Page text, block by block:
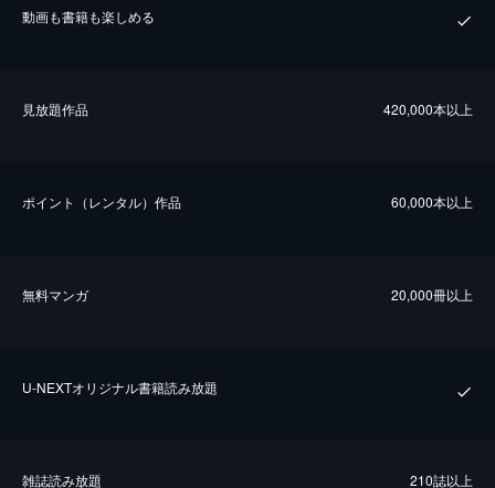
動画も書籍も楽しめる
⾒放題作品 420,000本以上
ポイント（レンタル）作品 60,000本以上
無料マンガ 20,000冊以上
U-NEXTオリジナル書籍読み放題
雑誌読み放題 210誌以上